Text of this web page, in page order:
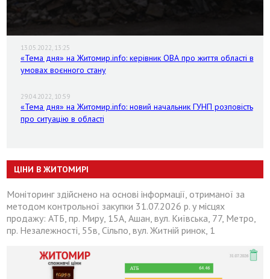
13.05.2022, 13:25
«Тема дня» на Житомир.info: керівник ОВА про життя області в
умовах воєнного стану
29.04.2022, 10:59
«Тема дня» на Житомир.info: новий начальник ГУНП розповість
про ситуацію в області
ЦІНИ В ЖИТОМИРІ
Моніторинг здійснено на основі інформації, отриманої за
методом контрольної закупки 31.07.2026 р. у місцях
продажу: АТБ, пр. Миру, 15А, Ашан, вул. Київська, 77, Метро,
пр. Незалежності, 55в, Сільпо, вул. Житній ринок, 1